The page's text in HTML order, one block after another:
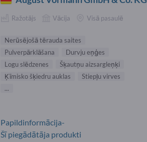
Ražotājs Vācija Visā pasaulē
Nerūsējošā tērauda saites
Pulverpārklāšana
Durvju eņģes
Logu slēdzenes
Šķautņu aizsargleņķi
Ķīmisko šķiedru auklas
Stiepļu virves
...
Papildinformācija-
Šī piegādātāja produkti